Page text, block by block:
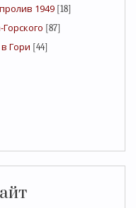
1949 [18]
[87]
Гори [44]